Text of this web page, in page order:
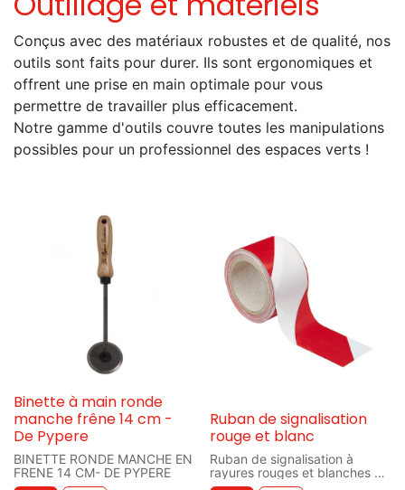
Conçus avec des matériaux robustes et de qualité, nos
outils sont faits pour durer. Ils sont ergonomiques et
offrent une prise en main optimale pour vous
permettre de travailler plus efficacement.
Notre gamme d'outils couvre toutes les manipulations
possibles pour un professionnel des espaces verts !
Binette à main ronde
manche frêne 14 cm -
De Pypere
BINETTE RONDE MANCHE EN
FRENE 14 CM- DE PYPERE
Ruban de signalisation
rouge et blanc
Ruban de signalisation à
rayures rouges et blanches en
polyéthylène, simple